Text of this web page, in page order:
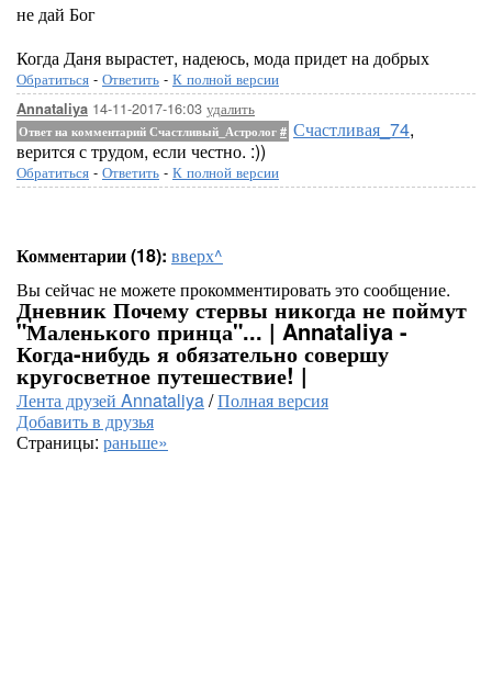
не дай Бог
Когда Даня вырастет, надеюсь, мода придет на добрых
Обратиться - Ответить - К полной версии
Annataliya 14-11-2017-16:03 удалить
Ответ на комментарий Счастливый_Астролог # Счастливая_74,
верится с трудом, если честно. :))
Обратиться - Ответить - К полной версии
Комментарии (18): вверх^
Вы сейчас не можете прокомментировать это сообщение.
Дневник Почему стервы никогда не поймут
"Маленького принца"... | Annataliya -
Когда-нибудь я обязательно совершу
кругосветное путешествие! |
Лента друзей Annataliya/Полная версия
Добавить в друзья
Страницы: раньше»